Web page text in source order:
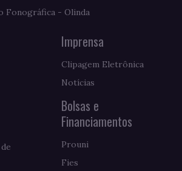
Fonográfica - Olinda
Imprensa
Clipagem Eletrônica
Notícias
Bolsas e
Financiamentos
Prouni
Fies